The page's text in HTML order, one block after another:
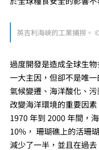
英吉利海峽的工業捕撈
過度開發是造成全球生
一大主因，但卻不是唯
氣候變遷、海洋酸化、
改變海洋環境的重要因
1970 年到 2000 年間，
10%， 珊瑚礁上的活珊
減少了一半，並且在過